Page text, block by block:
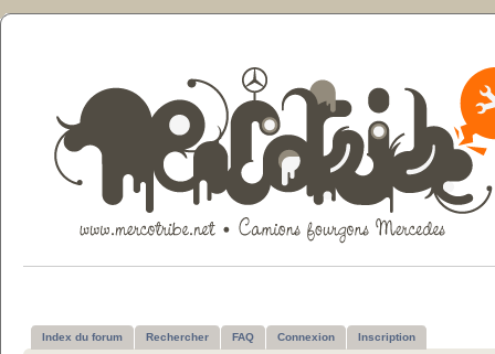
Index du forum Rechercher FAQ Connexion Inscription